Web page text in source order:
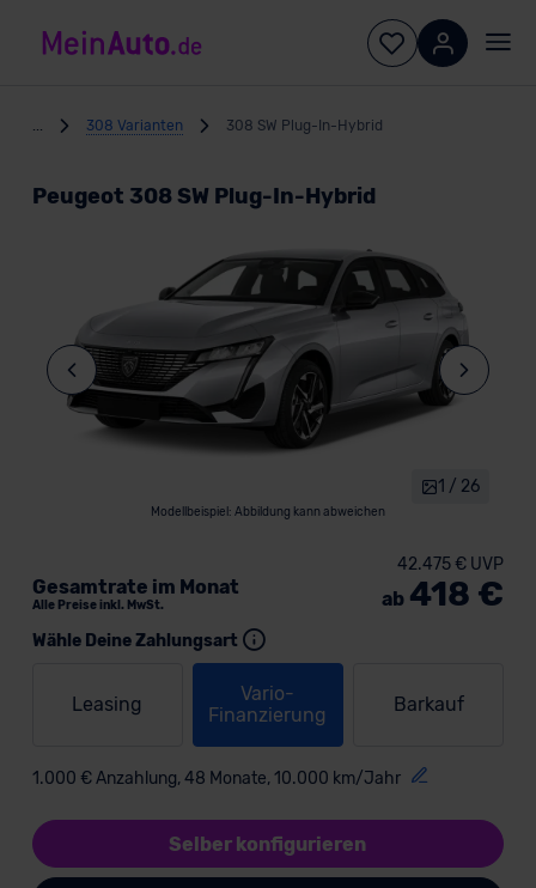
308 Varianten 308 SW Plug-In-Hybrid
Peugeot 308 SW Plug-In-Hybrid
Modellbeispiel: Abbildung kann abweichen
1 / 26
Wähle Deine Zahlungsart
Leasing
Vario-
Finanzierung
Barkauf
1.000 € Anzahlung, 48 Monate, 10.000 km/Jahr
Gesamtrate im Monat
Alle Preise inkl. MwSt.
42.475 € UVP
ab 418 €
Selber konfigurieren